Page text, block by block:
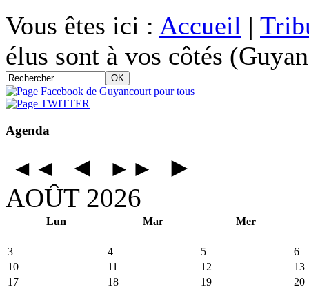
Vous êtes ici : Accueil |
élus sont à vos côtés
Agenda
◄◄ ◄ ►►
►
AOÛT 2026
Lun Mar Mer
3 4 5
6
10
11 12
13
17
18 19
20